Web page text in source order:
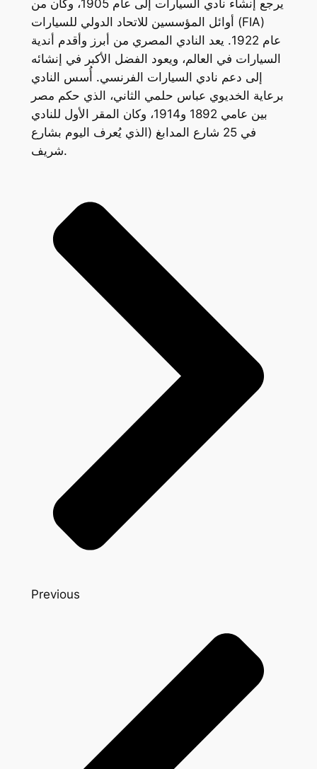
يرجع إنشاء نادي السيارات إلى عام 1905، وكان من
أوائل المؤسسين للاتحاد الدولي للسيارات (FIA)
عام 1922. يعد النادي المصري من أبرز وأقدم أندية
السيارات في العالم، ويعود الفضل الأكبر في إنشائه
إلى دعم نادي السيارات الفرنسي. أُسس النادي
برعاية الخديوي عباس حلمي الثاني، الذي حكم مصر
بين عامي 1892 و1914، وكان المقر الأول للنادي
في 25 شارع المدابغ (الذي يُعرف اليوم بشارع
شريف.
Previous